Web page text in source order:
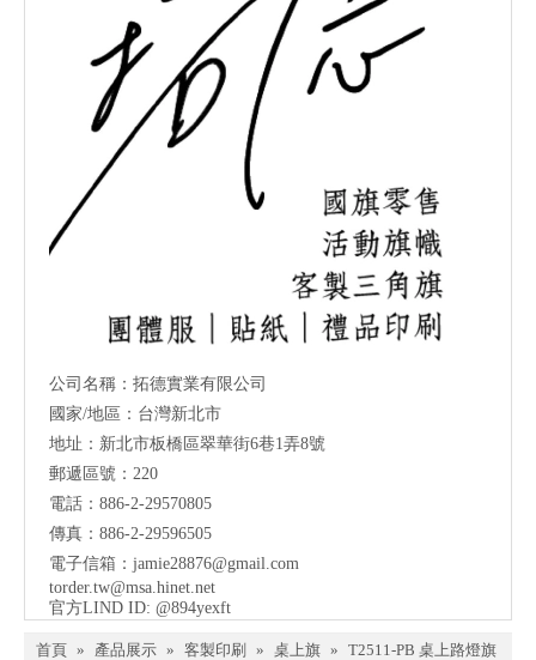
公司名稱：拓德實業有限公司
國家/地區：台灣新北市
地址：新北市板橋區翠華街6巷1弄8號
郵遞區號：220
電話：886-2-29570805
傳真：886-2-29596505
電子信箱： jamie28876@gmail.com
torder.tw@msa.hinet.net
官方LIND ID: @894yexft
首頁 » 產品展示 » 客製印刷 » 桌上旗 » T2511-PB 桌上路燈旗